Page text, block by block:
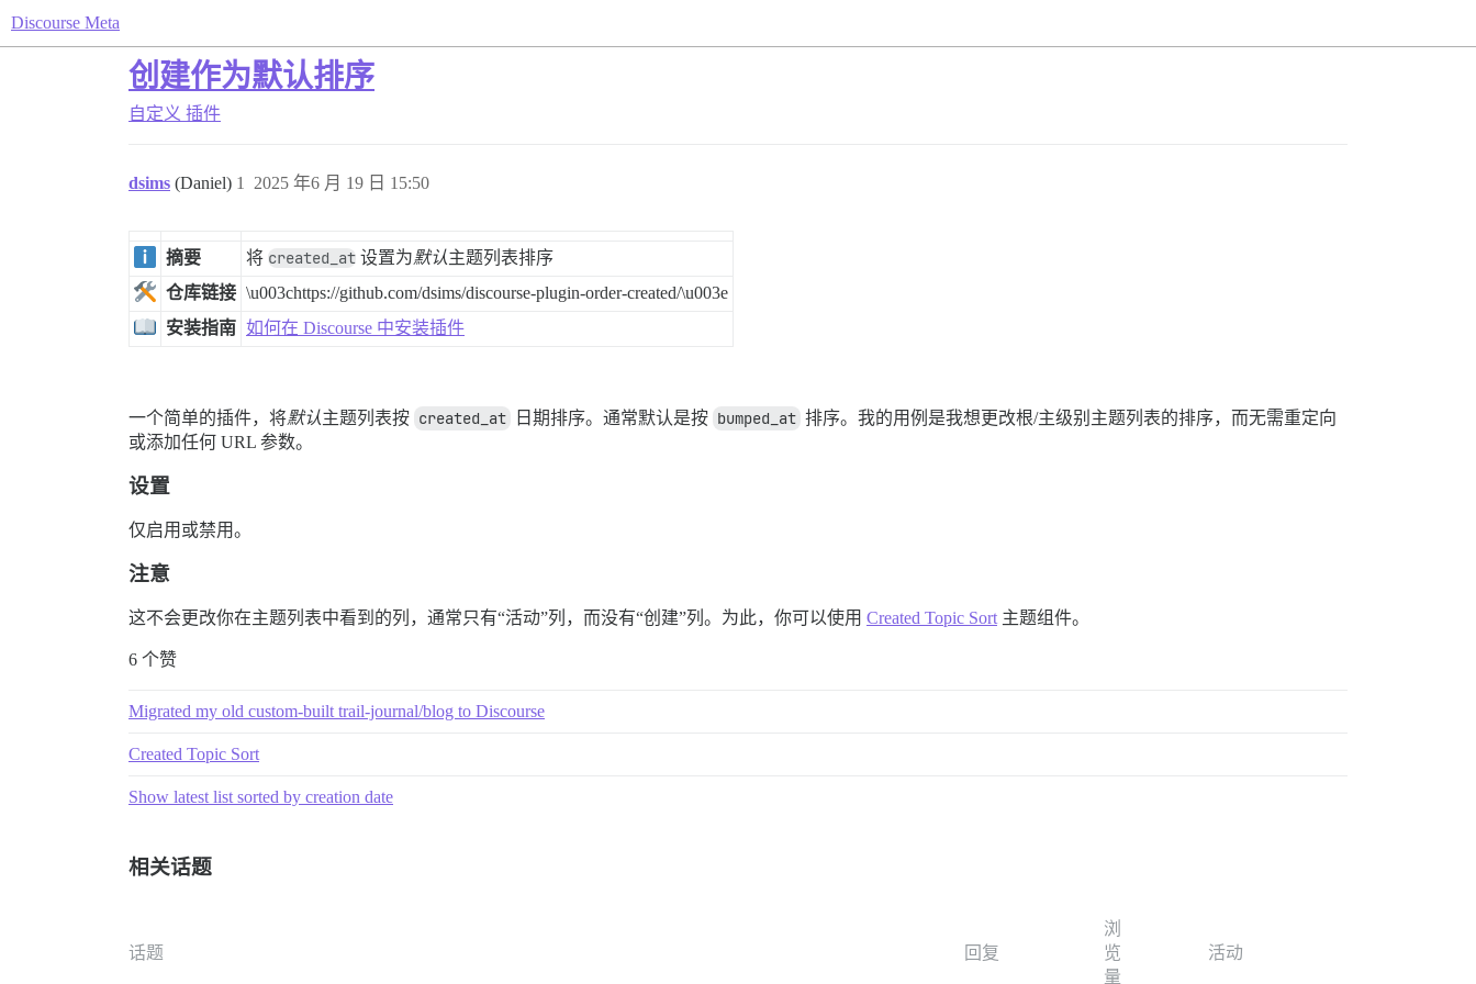
Discourse Meta
创建作为默认排序
自定义 插件
dsims (Daniel) 2025 年6 月 19 日 15:50
1
摘要 将 created_at 设置为默认主题列表排序
仓库链接 \u003chttps://github.com/dsims/discourse-plugin-order-created/\u003e
安装指南 如何在 Discourse 中安装插件
一个简单的插件，将默认主题列表按 created_at 日期排序。通常默认是按 bumped_at 排序。我的用例是我想更改根/主级别主题列表的排序，而无需重定向
或添加任何 URL 参数。
设置
仅启用或禁用。
注意
这不会更改你在主题列表中看到的列，通常只有“活动”列，而没有“创建”列。为此，你可以使用 Created Topic Sort 主题组件。
6 个赞
Migrated my old custom-built trail-journal/blog to Discourse
Created Topic Sort
Show latest list sorted by creation date
相关话题
话题 回复
浏
览
量
活动